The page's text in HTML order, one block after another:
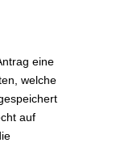
eine
welche
auf